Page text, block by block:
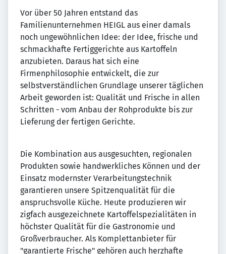
Vor über 50 Jahren entstand das
Familienunternehmen HEIGL aus einer damals
noch ungewöhnlichen Idee: der Idee, frische und
schmackhafte Fertiggerichte aus Kartoffeln
anzubieten. Daraus hat sich eine
Firmenphilosophie entwickelt, die zur
selbstverständlichen Grundlage unserer täglichen
Arbeit geworden ist: Qualität und Frische in allen
Schritten - vom Anbau der Rohprodukte bis zur
Lieferung der fertigen Gerichte.
Die Kombination aus ausgesuchten, regionalen
Produkten sowie handwerkliches Können und der
Einsatz modernster Verarbeitungstechnik
garantieren unsere Spitzenqualität für die
anspruchsvolle Küche. Heute produzieren wir
zigfach ausgezeichnete Kartoffelspezialitäten in
höchster Qualität für die Gastronomie und
Großverbraucher. Als Komplettanbieter für
"garantierte Frische" gehören auch herzhafte